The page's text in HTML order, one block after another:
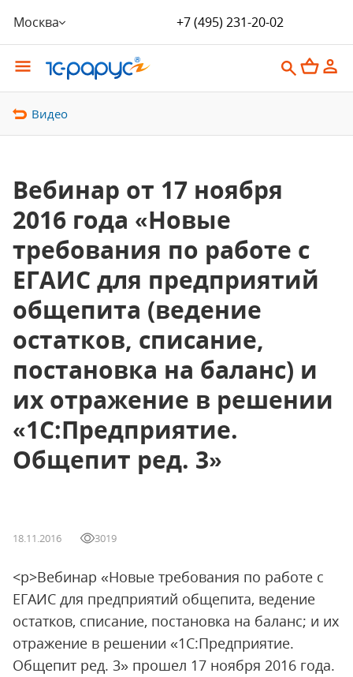
Москва +7 (495) 231-20-02
Видео
Вебинар от 17 ноября
2016 года «Новые
требования по работе с
ЕГАИС для предприятий
общепита (ведение
остатков, списание,
постановка на баланс) и
их отражение в решении
«1С:Предприятие.
Общепит ред. 3»
18.11.2016 3019
<p>Вебинар «Новые требования по работе с
ЕГАИС для предприятий общепита, ведение
остатков, списание, постановка на баланс; и их
отражение в решении «1С:Предприятие.
Общепит ред. 3» прошел 17 ноября 2016 года.